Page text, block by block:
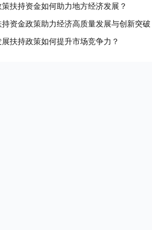
扶持资金如何助力地方经济发展？
资金政策助力经济高质量发展与创新突破
扶持政策如何提升市场竞争力？